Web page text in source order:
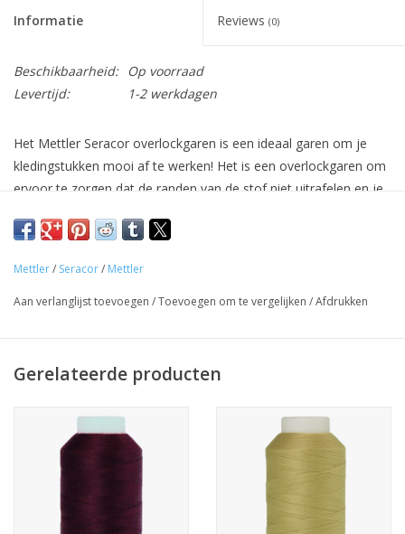
Informatie Reviews (0)
Beschikbaarheid:
Op voorraad
Levertijd:
1-2 werkdagen
Het Mettler Seracor overlockgaren is een ideaal garen om je
kledingstukken mooi af te werken! Het is een overlockgaren om
ervoor te zorgen dat de randen van de stof niet uitrafelen en je
gebruiken als draad op de linkernaald van een overlock voor een
werkt dit garen uitzonderlijk goed. Door deze techniek toe te
Dit garen pluist niet!
Lengte: 1000m
Samenstelling: 100% polyester
Mettler/ Seracor/ Mettler
Aan verlanglijst toevoegen /Toevoegen om te vergelijken /Afdrukken
Gerelateerde producten